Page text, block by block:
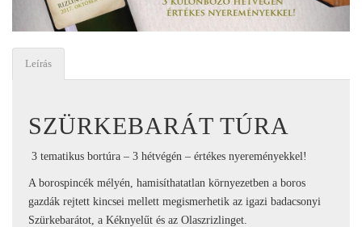
Leírás
SZÜRKEBARÁT TÚRA
3 tematikus bortúra – 3 hétvégén – értékes nyereményekkel!
A borospincék mélyén, hamisíthatatlan környezetben a boros
gazdák rejtett kincsei mellett megismerhetik az igazi badacsonyi
Szürkebarátot, a Kéknyelűt és az Olaszrizlinget.